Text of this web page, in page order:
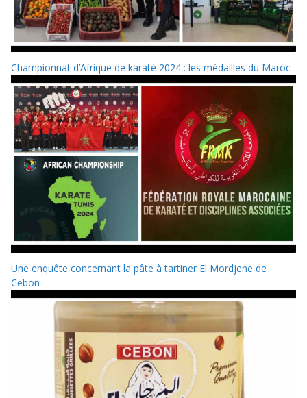
Championnat d’Afrique de karaté 2024 : les médailles du Maroc
Une enquête concernant la pâte à tartiner El Mordjene de
Cebon